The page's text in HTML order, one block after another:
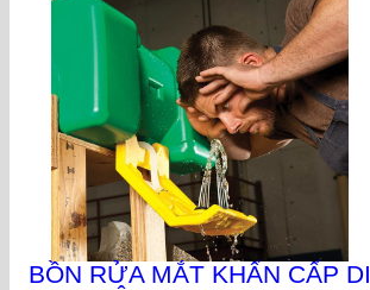
BỒN RỬA MẮT KHẨN CẤP DI